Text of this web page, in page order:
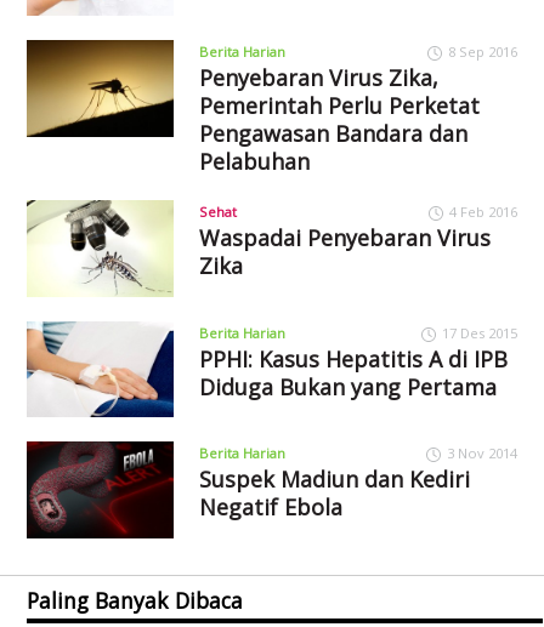
Berita Harian 8 Sep 2016
Penyebaran Virus Zika,
Pemerintah Perlu Perketat
Pengawasan Bandara dan
Pelabuhan
Sehat 4 Feb 2016
Waspadai Penyebaran Virus
Zika
Berita Harian 17 Des 2015
PPHI: Kasus Hepatitis A di IPB
Diduga Bukan yang Pertama
Berita Harian 3 Nov 2014
Suspek Madiun dan Kediri
Negatif Ebola
Paling Banyak Dibaca